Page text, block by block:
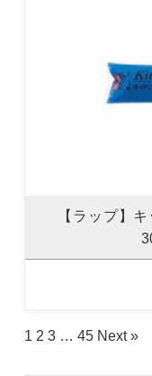
【ラップ】
1 2 3 … 45 Next »